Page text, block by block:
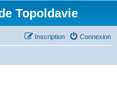
Topoldavie
Connexion
Inscription